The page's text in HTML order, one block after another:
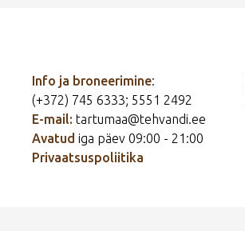
Info ja broneerimine:
(+372) 745 6333; 5551 2492
E-mail: tartumaa@tehvandi.ee
Avatud iga päev 09:00 - 21:00
Privaatsuspoliitika